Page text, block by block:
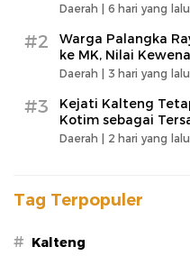
Daerah | 6 hari yang lalu
#2
Warga Palangka
ke MK, Nilai
Daerah | 3 hari yang lalu
#3
Kejati Kalteng
Kotim sebagai
Daerah | 2 hari yang lalu
Tag Terpopuler
# Kalteng